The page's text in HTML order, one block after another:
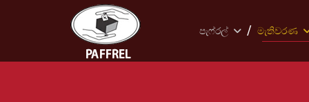
පැෆ්රල් මැතිවරණ